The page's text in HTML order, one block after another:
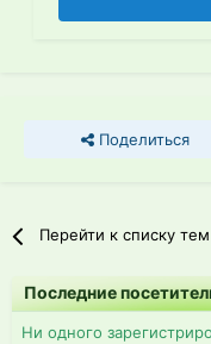
Поделиться
Перейти к списку тем
Последние
Ни одного